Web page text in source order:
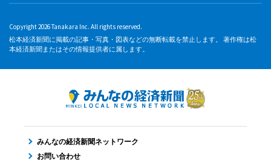
Copyright 2026 Tanakara Inc. All rights reserved.
松本経済新聞に掲載の記事・写真・図表などの無断転載を禁止します。 著作権は松
本経済新聞またはその情報提供者に属します。
みんなの経済新聞ネットワーク
お問い合わせ